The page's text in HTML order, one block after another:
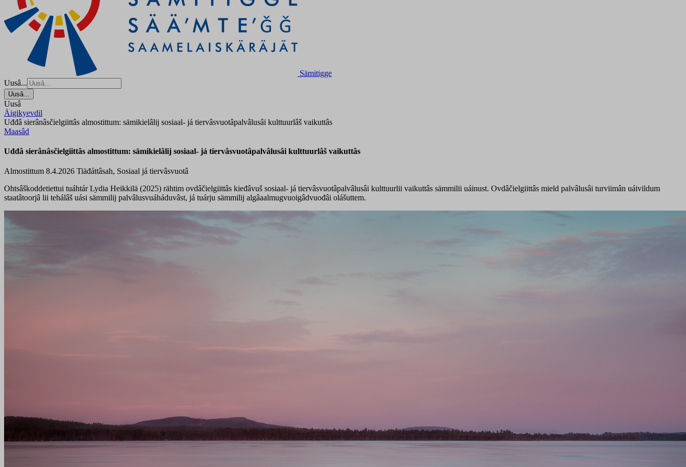
Sämitigge
Uusâ...
Uusâ...
Uusâ
Äigikyevdil
Uđđâ sierânâsčielgiittâs almostittum: sämikielâlij sosiaal- já tiervâsvuotâpalvâlusâi kulttuurlâš vaikuttâs
Maasâd
Uđđâ sierânâsčielgiittâs almostittum: sämikielâlij sosiaal- já tiervâsvuotâpalvâlusâi kulttuurlâš vaikuttâs
Almostittum 8.4.2026 Tiäđáttâsah, Sosiaal já tiervâsvuotâ
Ohtsâškoddetiettui tuáhtár Lydia Heikkilä (2025) rähtim ovdâčielgiittâs kieđâvuš sosiaal- já tiervâsvuotâpalvâlusâi kulttuurlii vaikuttâs sämmilii uáinust. Ovdâčielgiittâs mield palvâlusâi turviimân uáivildum
staatâtoorjâ lii tehálâš uási sämmilij palvâlusvuáháduvâst, já tuárju sämmilij algâaalmugvuoigâdvuođâi olášuttem.